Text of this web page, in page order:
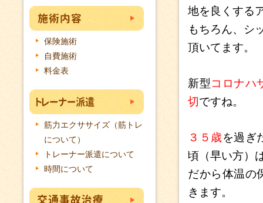
保険施術
自費施術
料金表
筋力エクササイズ（筋トレ
について）
トレーナー派遣について
時間について
地を良くする
もちろん、シ
頂いてます。
新型 コロナハ
切ですね。
３５歳を過ぎ
頃（早い方）
だから体温の
きます。